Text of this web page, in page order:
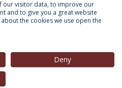
our visitor data, to improve our
and to give you a great website
the cookies we use open the
Deny